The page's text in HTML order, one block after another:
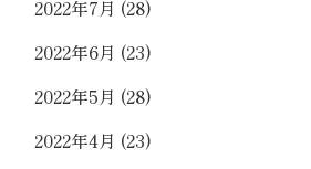
2022年7月 (28)
2022年6月 (23)
2022年5月 (28)
2022年4月 (23)